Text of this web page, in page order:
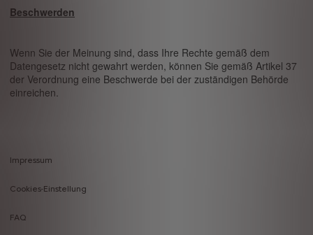
Beschwerden
Wenn Sie der Meinung sind, dass Ihre Rechte gemäß dem
Datengesetz nicht gewahrt werden, können Sie gemäß Artikel 37
der Verordnung eine Beschwerde bei der zuständigen Behörde
einreichen.
menu
Impressum
Cookies-Einstellung
FAQ